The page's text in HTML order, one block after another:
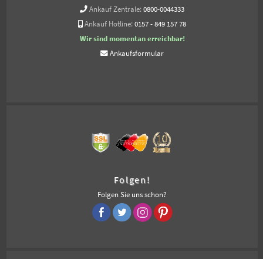
Ankauf Zentrale: 0800-0044333
Ankauf Hotline: 0157 - 849 157 78
Wir sind momentan erreichbar!
Ankaufsformular
Folgen!
Folgen Sie uns schon?